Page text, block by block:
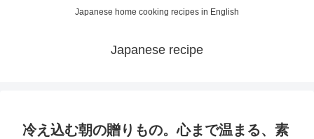
Japanese home cooking recipes in English
Japanese recipe
冷え込む朝の贈りもの。心まで温まる、素